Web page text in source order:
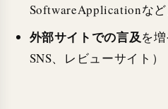
SoftwareApplicationなど
外部サイトでの言及を
SNS、レビューサイト）